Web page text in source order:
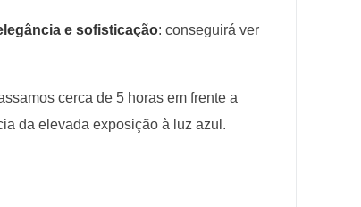
e sofisticação: conseguirá ver
cerca de 5 horas em frente a
da elevada exposição à luz azul.